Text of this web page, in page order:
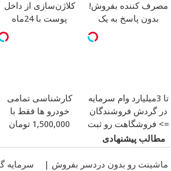
مصرف کننده بفروش!
بدون پاسخ به یک
کلاژن‌سازی از داخل
پوست با 24ماه
جوان
تا 3میلیارد وام سرمایه
در گردش فروشندگان
=> فروشگاهت رو ثبت
کن
کارشناسی تمامی
خودرو ها فقط با
1,500,000 تومان
مطالب پیشنهادی
ماشینت رو بدون دردسر بفروش |
سرمایه